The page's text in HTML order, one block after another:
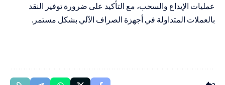
عمليات الإيداع والسحب، مع التأكيد على ضرورة توفير النقد
بالعملات المتداولة في أجهزة الصراف الآلي بشكل مستمر.